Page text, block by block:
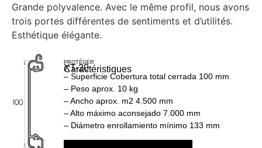
Grande polyvalence. Avec le même profil, nous avons
trois portes différentes de sentiments et d’utilités.
Esthétique élégante.
PROTÉGER
XT-20
Caractéristiques
– Superficie Cobertura total cerrada 100 mm
– Peso aprox. 10 kg
– Ancho aprox. m2 4.500 mm
– Alto máximo aconsejado 7.000 mm
– Diámetro enrollamiento mínimo 133 mm